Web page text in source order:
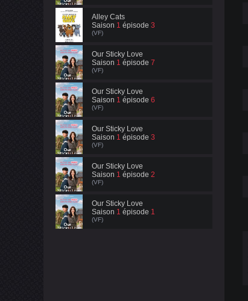
Alley Cats
Saison 1 épisode 3
(VF)
Our Sticky Love
Saison 1 épisode 7
(VF)
Our Sticky Love
Saison 1 épisode 6
(VF)
Our Sticky Love
Saison 1 épisode 3
(VF)
Our Sticky Love
Saison 1 épisode 2
(VF)
Our Sticky Love
Saison 1 épisode 1
(VF)